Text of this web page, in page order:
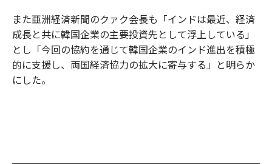
また亜洲経済新聞のクァク会長も「インドは最近、経済
成長と共に韓国企業の主要投資先として浮上している」
とし「今回の協約を通じて韓国企業のインド進出を積極
的に支援し、両国経済協力の拡大に寄与する」と明らか
にした。